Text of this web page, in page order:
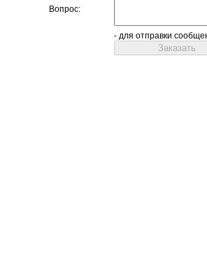
Вопрос:
- для отправки